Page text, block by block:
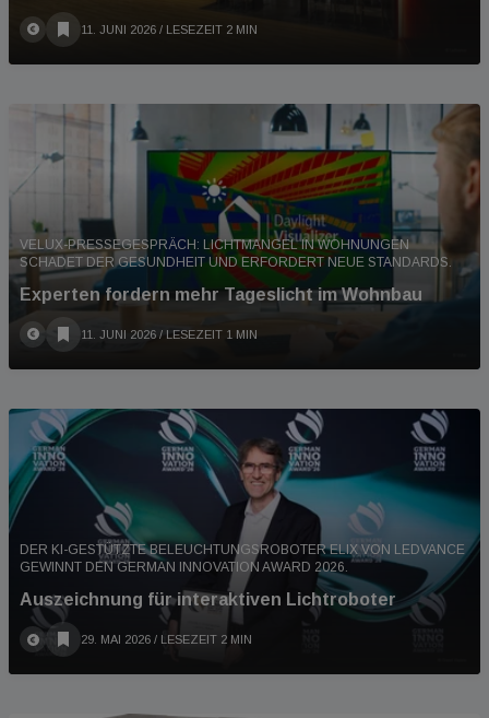
11. JUNI 2026 / LESEZEIT 2 MIN
VELUX-PRESSEGESPRÄCH: LICHTMANGEL IN WOHNUNGEN
SCHADET DER GESUNDHEIT UND ERFORDERT NEUE STANDARDS.
Experten fordern mehr Tageslicht im Wohnbau
11. JUNI 2026 / LESEZEIT 1 MIN
DER KI-GESTÜTZTE BELEUCHTUNGSROBOTER ELIX VON LEDVANCE
GEWINNT DEN GERMAN INNOVATION AWARD 2026.
Auszeichnung für interaktiven Lichtroboter
29. MAI 2026 / LESEZEIT 2 MIN